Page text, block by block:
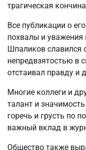
трагическая
Все публикации о
похвалы и уважения
Шпаликов славился
непредвзятостью в
отстаивал правду и
Многие коллеги и
талант и
горечь и грусть по
важный вклад в
Общество также